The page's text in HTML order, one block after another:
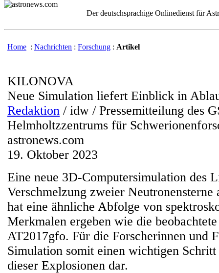
Der deutschsprachige Onlinedienst für
Home : Nachrichten : Forschung : Artikel
KILONOVA
Neue Simulation liefert Einblick in
Redaktion / idw / Pressemitteilung des
Helmholtzzentrums für
astronews.com
19. Oktober 2023
Eine neue 3D-Computersimulation des
Verschmelzung zweier Neutronensterne
hat eine ähnliche Abfolge von
Merkmalen ergeben wie die
AT2017gfo. Für die Forscherinnen und
Simulation somit einen wichtigen Schritt
dieser Explosionen dar.